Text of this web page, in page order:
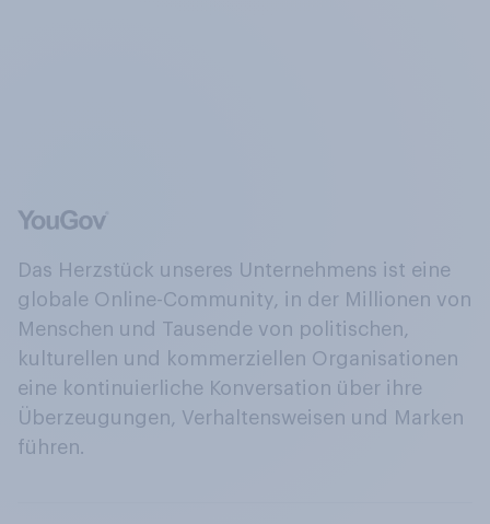
Das Herzstück unseres Unternehmens ist eine
globale Online-Community, in der Millionen von
Menschen und Tausende von politischen,
kulturellen und kommerziellen Organisationen
eine kontinuierliche Konversation über ihre
Überzeugungen, Verhaltensweisen und Marken
führen.